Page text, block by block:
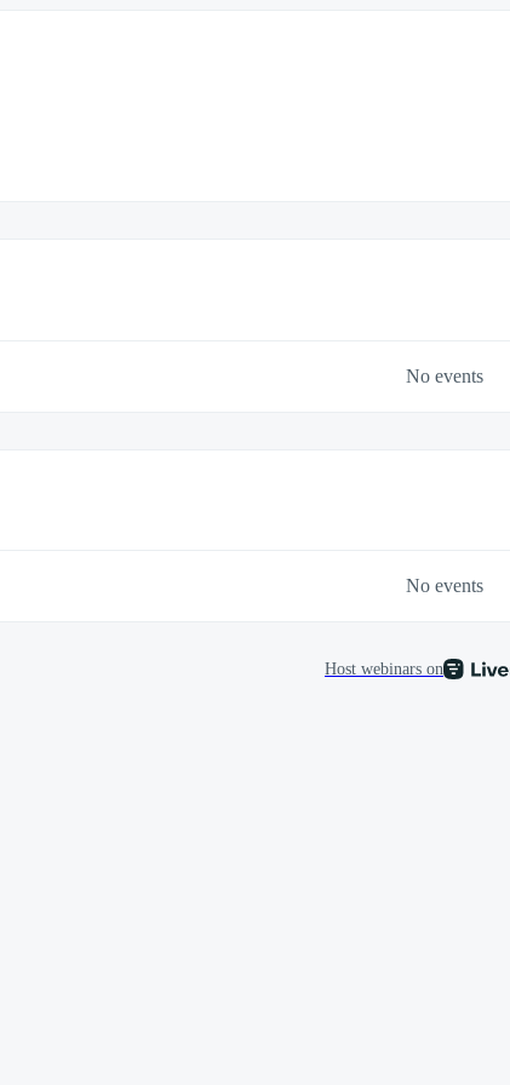
No events
No events
Host webinars on